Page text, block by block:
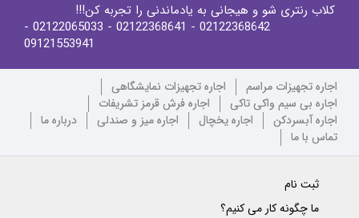
کلاب رنتری شو و هیجانی به یادماندنی را تجربه کن!!!
02122368642
- 02122368641
- 02122065033
-
09121553941
اجاره تجهیزات مراسم
اجاره تجهیزات نمایشگاهی
اجاره بی سیم واکی تاکی
اجاره فرش قرمز تشریفات
اجاره آبسردکن
اجاره یخچال اجاره میز و صندلی
درباره ما
تماس با ما
ثبت نام
ما چگونه کار می کنیم؟